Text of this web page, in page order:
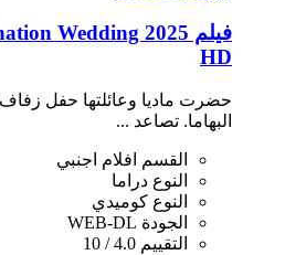
HD
حضرت ماديا وعائلتها حفل
البهاما. تصاعد ...
القسم
افلام اجنبي
النوع دراما
النوع كوميدي
الجودة WEB-DL
التقييم 4.0 / 10